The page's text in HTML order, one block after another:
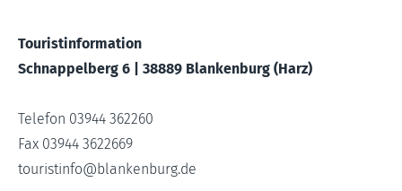
Touristinformation
Schnappelberg 6 | 38889 Blankenburg (Harz)
Telefon 03944 362260
Fax 03944 3622669
touristinfo@blankenburg.de